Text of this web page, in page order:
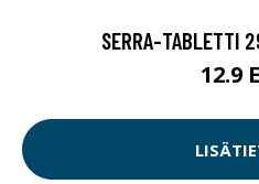
SERRA-TABLETTI
12.9